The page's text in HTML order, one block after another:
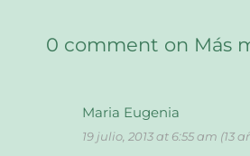
0 comment on Más
Maria Eugenia
19 julio, 2013 at 6:55 am (13